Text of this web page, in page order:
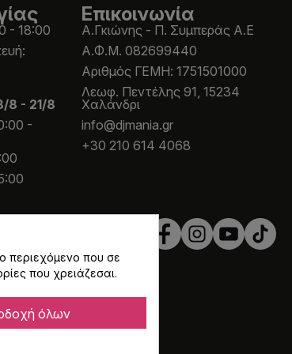
- 18:00
8 - 21/8
-
Επικοινωνία
Α.Γκιώνης - Π. Συμπεράς Α.Ε
Α.Φ.Μ. 082699440
Aριθμός ΓΕΜΗ: 1751501000
Λεωφ. Πεντέλης 91, 15234
Χαλάνδρι
info@djmania.gr
+30 210 614 4068
περιεχόμενο που σε
που χρειάζεσαι.
όλων